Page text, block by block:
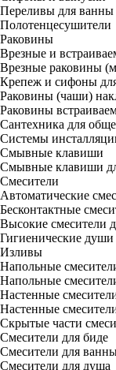
Переливы для ванны
Полотенцесушители
Раковины
Врезные и
Врезные раковины
Крепеж и сифоны
Раковины (чаши)
Раковины
Сантехника для
Системы
Смывные клавиши
Смывные клавиши
Смесители
Автоматические
Бесконтактные
Высокие смесители
Гигиенические души
Изливы
Напольные
Напольные
Настенные
Настенные
Скрытые части
Смесители для биде
Смесители для
Смесители для душа